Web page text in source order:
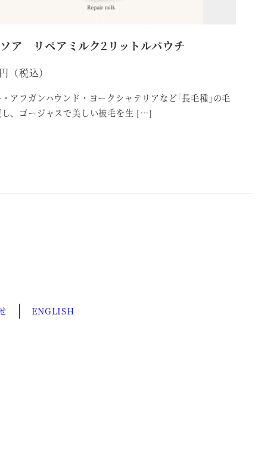
ア リペアミルク2リットルパウチ
アフガンハウンド・ヨークシャテリアなど｢長毛種｣の毛
、ゴージャスで美しい被毛を生 […]
ENGLISH